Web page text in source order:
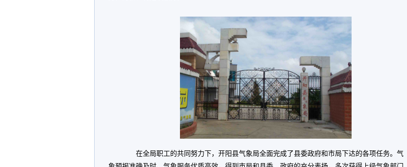
在全局职工的共同努力下，开阳县气象局全面完成了县委政府和市局下达的各项任务。气